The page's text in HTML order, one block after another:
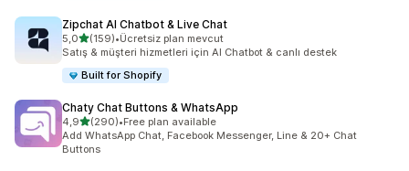
Zipchat AI Chatbot & Live Chat
5,05 yıldız üzerinden
(159)
toplam 159 değerlendirme
•Ücretsiz plan mevcut
Satış & müşteri hizmetleri için AI Chatbot & canlı destek
Built for Shopify
Chaty Chat Buttons & WhatsApp
4,95 yıldız üzerinden
(290)
toplam 290 değerlendirme
•Free plan available
Add WhatsApp Chat, Facebook Messenger, Line & 20+ Chat
Buttons